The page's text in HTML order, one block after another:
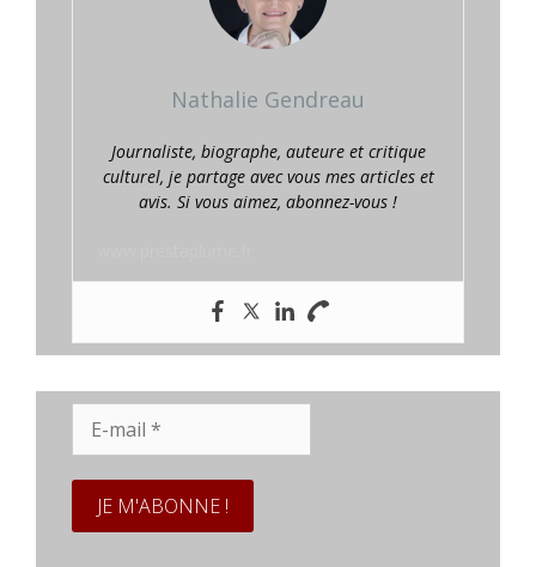
Nathalie Gendreau
Journaliste, biographe, auteure et critique
culturel, je partage avec vous mes articles et
avis. Si vous aimez, abonnez-vous !
mail